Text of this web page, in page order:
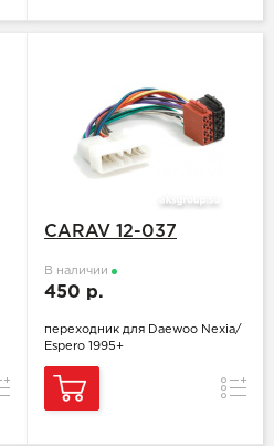
CARAV 12-037
В наличии
450 р.
переходник для Daewoo Nexia/
Espero 1995+